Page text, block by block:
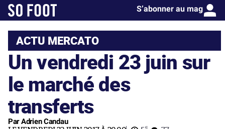
S’abonner au mag
ACTU MERCATO
Un vendredi 23 juin sur
le marché des
transferts
Par Adrien Candau